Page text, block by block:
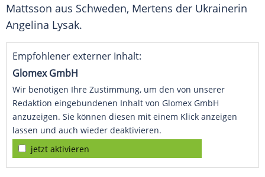
Mattsson aus Schweden, Mertens der Ukrainerin
Angelina Lysak.
Empfohlener externer Inhalt:
Glomex GmbH
Wir benötigen Ihre Zustimmung, um den von unserer
Redaktion eingebundenen Inhalt von Glomex GmbH
anzuzeigen. Sie können diesen mit einem Klick anzeigen
lassen und auch wieder deaktivieren.
jetzt aktivieren